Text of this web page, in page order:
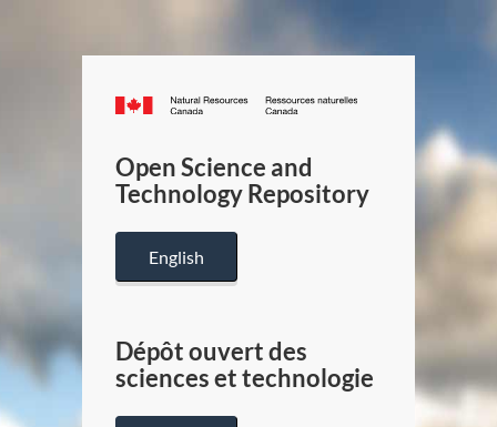
Canada.ca
/
Canada
Open Science and
Technology Repository
English
Dépôt ouvert des
sciences et technologie